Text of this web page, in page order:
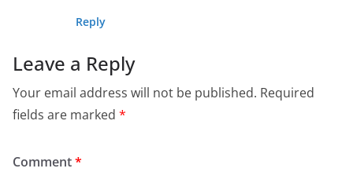
Reply
Leave a Reply
Your email address will not be published. Required
fields are marked *
Comment*